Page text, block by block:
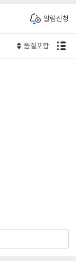
알림신청
품절포함